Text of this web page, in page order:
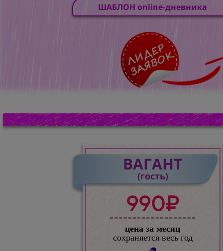
ШАБЛОН online-дневника
ВАГАНТ
(гость)
990₽
цена за месяц
сохраняется весь год